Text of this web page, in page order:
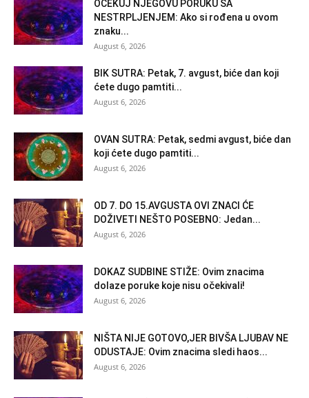
OČEKUJ NJEGOVU PORUKU SA
NESTRPLJENJEM: Ako si rođena u ovom
znaku...
August 6, 2026
BIK SUTRA: Petak, 7. avgust, biće dan koji
ćete dugo pamtiti...
August 6, 2026
OVAN SUTRA: Petak, sedmi avgust, biće dan
koji ćete dugo pamtiti...
August 6, 2026
OD 7. DO 15.AVGUSTA OVI ZNACI ĆE
DOŽIVETI NEŠTO POSEBNO: Jedan...
August 6, 2026
DOKAZ SUDBINE STIŽE: Ovim znacima
dolaze poruke koje nisu očekivali!
August 6, 2026
NIŠTA NIJE GOTOVO,JER BIVŠA LJUBAV NE
ODUSTAJE: Ovim znacima sledi haos...
August 6, 2026